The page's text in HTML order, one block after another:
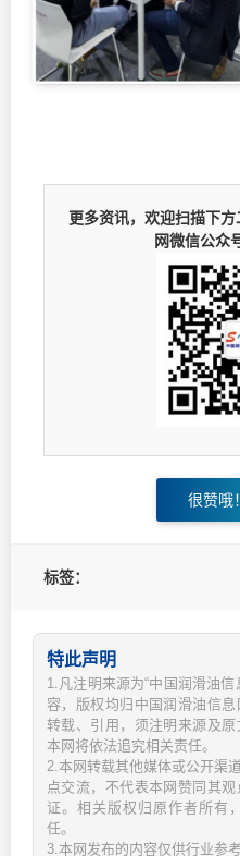
更多资讯，欢迎扫描下
网微信公众
很赞哦
标签：
特此声明
1.凡注明来源为“中国润滑油
容，版权均归中国润滑油信
转载、引用，须注明来源及原
本网将依法追究相关责任。
2.本网转载其他媒体或公开渠
点交流，不代表本网赞同其
证。相关版权归原作者所有
任。
3.本网发布的内容仅供行业参